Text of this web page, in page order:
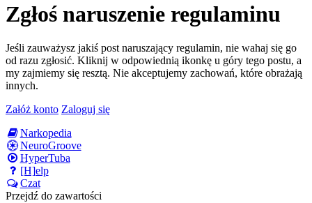
Zgłoś naruszenie regulaminu
Jeśli zauważysz jakiś post naruszający regulamin, nie wahaj się go
od razu zgłosić. Kliknij w odpowiednią ikonkę u góry tego postu, a
my zajmiemy się resztą. Nie akceptujemy zachowań, które obrażają
innych.
Załóż konto Zaloguj się
Narkopedia
NeuroGroove
HyperTuba
[H]elp
Czat
Przejdź do zawartości